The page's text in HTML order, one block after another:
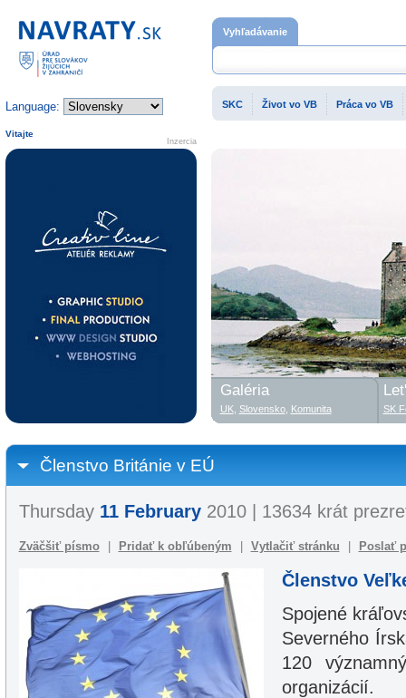
Členstvo Británie v EÚ
Thursday 11 February2010 | 13634 krát
Zväčšiť písmo Pridať k obľúbeným Vytlačiť stránku Poslať
Členstvo
Spojené
Severného
120
Domovská stránka
Language:
Vyhľadávanie
SKC Život vo VB Práca vo VB
Inzercia
Vitajte
Galéria
UK, Slovensko, Komunita SK